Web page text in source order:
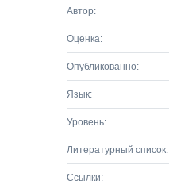
Автор:
Оценка:
Опубликованно:
Язык:
Уровень:
Литературный список:
Ссылки: